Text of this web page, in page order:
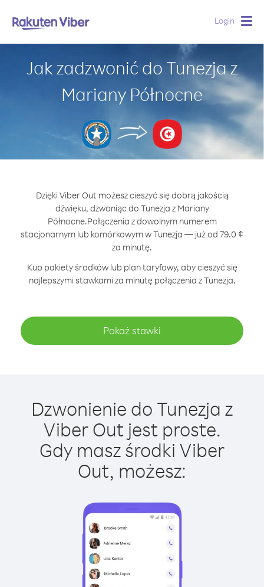
Login
Jak zadzwonić do Tunezja z
Mariany Północne
Dzięki Viber Out możesz cieszyć się dobrą jakością
dźwięku, dzwoniąc do Tunezja z Mariany
Północne.Połączenia z dowolnym numerem
stacjonarnym lub komórkowym w Tunezja — już od 79.0 ¢
za minutę.
Kup pakiety środków lub plan taryfowy, aby cieszyć się
najlepszymi stawkami za minutę połączenia z Tunezja.
Pokaż stawki
Dzwonienie do Tunezja z
Viber Out jest proste.
Gdy masz środki Viber
Out, możesz: